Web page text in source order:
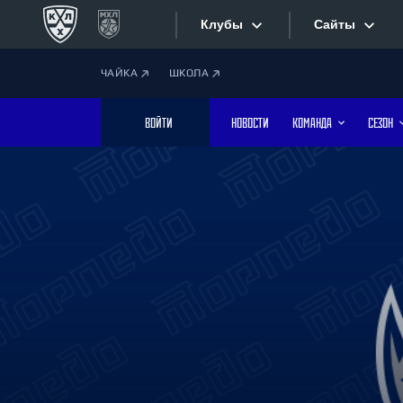
Клубы
Дивизион Боброва
Лада
Сайты
Текстовые
Фотобанк
ЧАЙКА ШКОЛА
ВОЙТИ НОВОСТИ КОМАНДА СЕЗОН